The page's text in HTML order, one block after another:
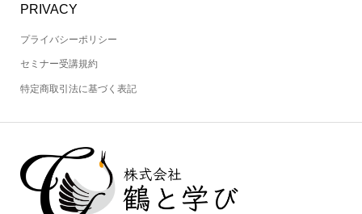
PRIVACY
プライバシーポリシー
セミナー受講規約
特定商取引法に基づく表記